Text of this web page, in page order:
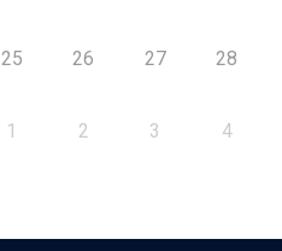
25 26 27 28
1 2 3 4